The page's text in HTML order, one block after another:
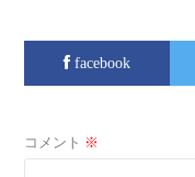
facebook
コメント ※